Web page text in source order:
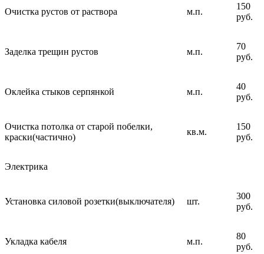
Очистка рустов от раствора м.п.
150
руб.
Заделка трещин рустов м.п.
70
руб.
Оклейка стыков серпянкой м.п.
40
руб.
Очистка потолка от старой побелки,
краски(частично)
кв.м.
150
руб.
Электрика
Установка силовой розетки(выключателя) шт.
300
руб.
Укладка кабеля м.п.
80
руб.